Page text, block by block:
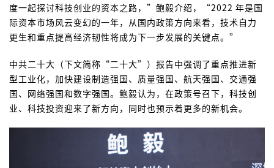
度一起探讨科技创业的资本之路，”鲍毅介绍，“2022 年是国
际资本市场风云变幻的一年，从国内政策方向来看，技术自力
更生和重点提高经济韧性将成为下一步发展的关键点。”
中共二十大（下文简称“二十大”）报告中强调了重点推进新
型工业化，加快建设制造强国、质量强国、航天强国、交通强
国、网络强国和数字强国。鲍毅认为，在政策号召下，科技创
业、科技投资迎来了新方向，同时也预示着更多的新机会。